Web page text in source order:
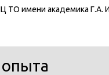
ТО имени академика Г.А.
опыта